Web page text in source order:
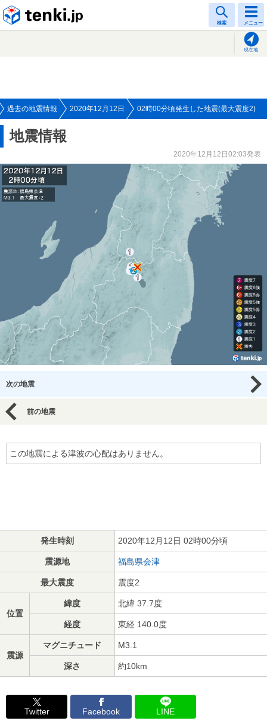
検索 メニュー
現在地
過去の地震情報 2020年12月12日 02時00分頃発生した地震(最大震度2)
地震情報
2020年12月12日02:03発表
次の地震
前の地震
この地震による津波の心配はありません。
発生時刻 2020年12月12日 02時00分頃
震源地 福島県会津
最大震度 震度2
位置
緯度 北緯 37.7度
経度 東経 140.0度
震源
マグニチュード M3.1
深さ 約10km
Twitter Facebook LINE